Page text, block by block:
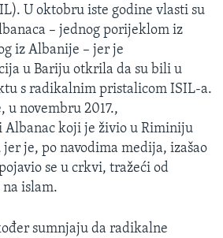
U oktobru iste godine vlasti su
– jednog porijeklom iz
iz Albanije – jer je
u Bariju otkrila da su bili u
s radikalnim pristalicom ISIL-a.
u novembru 2017.,
Albanac koji je živio u Riminiju
je, po navodima medija, izašao
se u crkvi, tražeći od
islam.
sumnjaju da radikalne